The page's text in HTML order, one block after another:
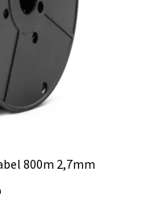
800m 2,7mm